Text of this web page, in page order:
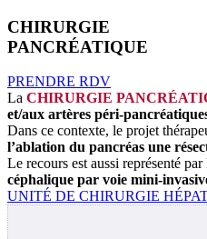
CHIRURGIE
PANCRÉATIQUE
PRENDRE RDV
La CHIRURGIE
et/aux artères péri-
Dans ce contexte, le projet
l’ablation du pancréas une
Le recours est aussi représenté
céphalique par voie mini-
UNITÉ DE CHIRURGIE